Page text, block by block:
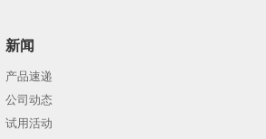
新闻
产品速递
公司动态
试用活动